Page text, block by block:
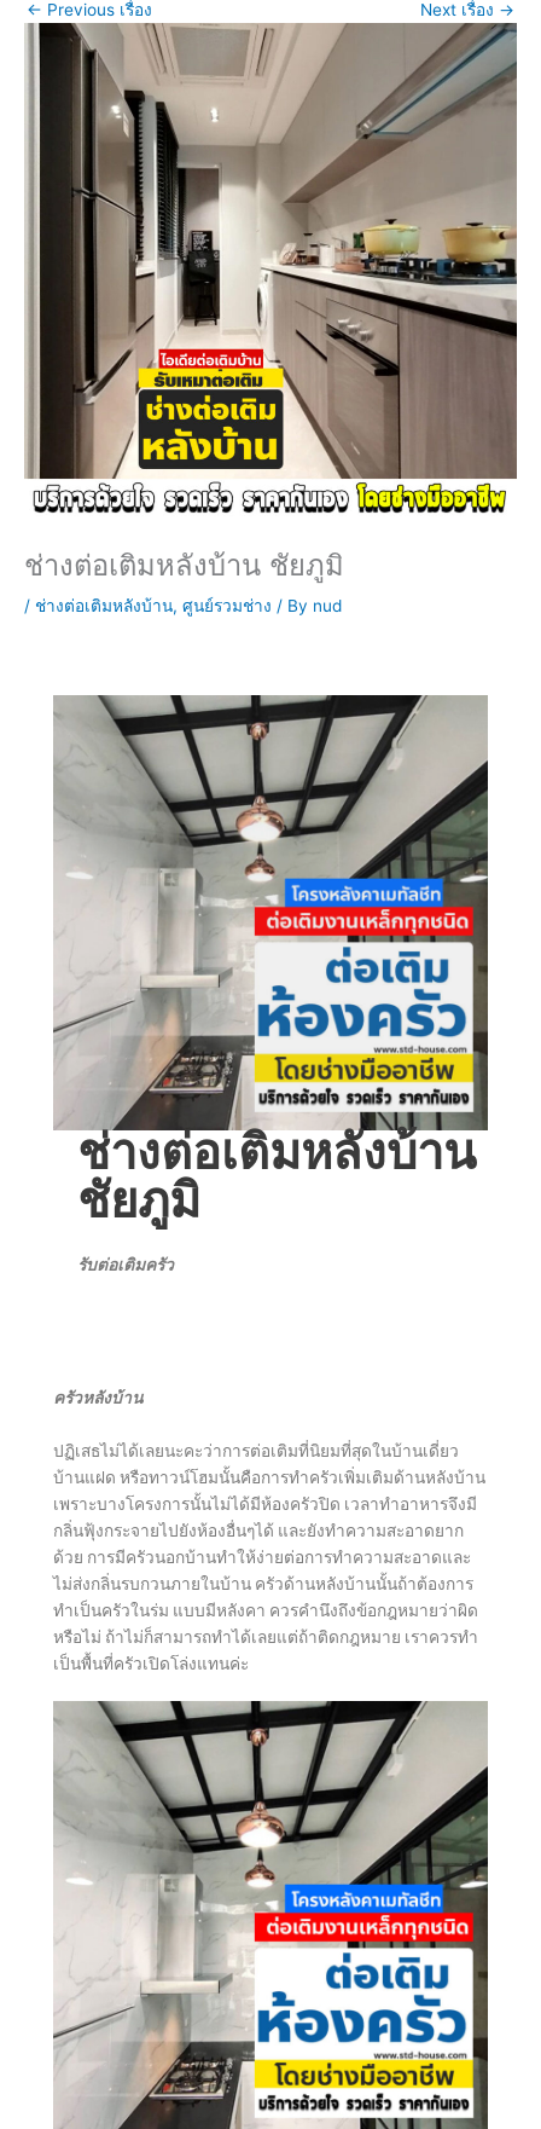
← Previous เรื่อง Next เรื่อง →
ช่างต่อเติมหลังบ้าน ชัยภูมิ
/ ช่างต่อเติมหลังบ้าน, ศูนย์รวมช่าง / By nud
ช่างต่อเติมหลังบ้าน
ชัยภูมิ
รับต่อเติมครัว
ครัวหลังบ้าน
ปฏิเสธไม่ได้เลยนะคะว่าการต่อเติมที่นิยมที่สุดในบ้านเดี่ยว
บ้านแฝด หรือทาวน์โฮมนั้นคือการทำครัวเพิ่มเติมด้านหลังบ้าน
เพราะบางโครงการนั้นไม่ได้มีห้องครัวปิด เวลาทำอาหารจึงมี
กลิ่นฟุ้งกระจายไปยังห้องอื่นๆได้ และยังทำความสะอาดยาก
ด้วย การมีครัวนอกบ้านทำให้ง่ายต่อการทำความสะอาดและ
ไม่ส่งกลิ่นรบกวนภายในบ้าน ครัวด้านหลังบ้านนั้นถ้าต้องการ
ทำเป็นครัวในร่ม แบบมีหลังคา ควรคำนึงถึงข้อกฎหมายว่าผิด
หรือไม่ ถ้าไม่ก็สามารถทำได้เลยแต่ถ้าติดกฎหมาย เราควรทำ
เป็นพื้นที่ครัวเปิดโล่งแทนค่ะ